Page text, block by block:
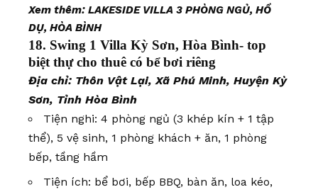
Xem thêm: LAKESIDE VILLA 3 PHÒNG NGỦ, HỒ
DỤ, HÒA BÌNH
18. Swing 1 Villa Kỳ Sơn, Hòa Bình- top
biệt thự cho thuê có bể bơi riêng
Địa chỉ: Thôn Vật Lại, Xã Phú Minh, Huyện Kỳ
Sơn, Tỉnh Hòa Bình
Tiện nghi: 4 phòng ngủ (3 khép kín + 1 tập
thể), 5 vệ sinh, 1 phòng khách + ăn, 1 phòng
bếp, tầng hầm
Tiện ích: bể bơi, bếp BBQ, bàn ăn, loa kéo,